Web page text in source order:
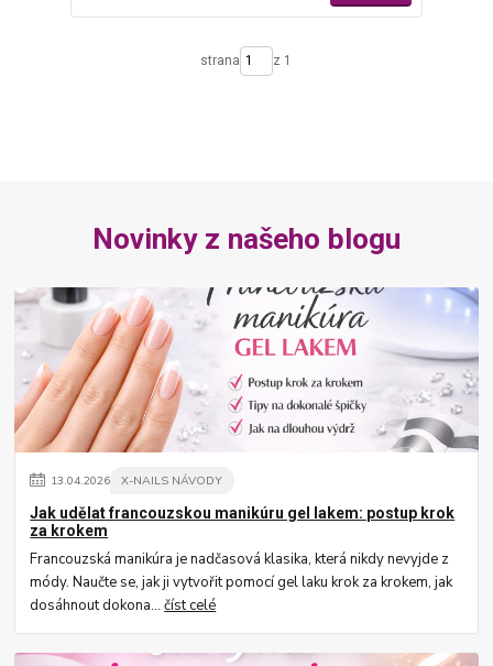
strana z 1
Novinky z našeho blogu
13.04.2026 X-NAILS NÁVODY
Jak udělat francouzskou manikúru gel lakem: postup krok
za krokem
Francouzská manikúra je nadčasová klasika, která nikdy nevyjde z
módy. Naučte se, jak ji vytvořit pomocí gel laku krok za krokem, jak
dosáhnout dokona...číst celé